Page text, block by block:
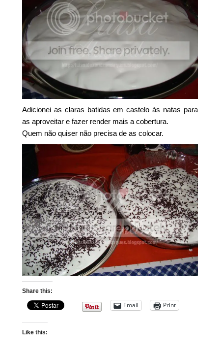
Adicionei as claras batidas em castelo às natas para
as aproveitar e fazer render mais a cobertura.
Quem não quiser não precisa de as colocar.
Share this:
Email Print
Like this: